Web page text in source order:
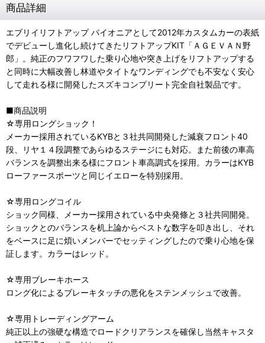
商品詳細
エブリイリフトアップ パイオニアとして2012年カスタムカーの表紙
でデビューし進化し続けてきたリフトアップKIT「ＡＧＥＶＡＮ野
郎」。純正のフワフワした乗り心地や突き上げをリフトアップする
と同時に大幅改善し林道やタイトなワンディングでも不安なく安心
して走れる様に開発したスズキコンプリート完全自社製品です。
■商品説明
☆専用ロングショック！
メーカー採用されているKYBと３社共同開発した減衰フロント40
段、リヤ１４段調整であらゆるステージにも対応。また前後の車高
バランスを調整出来る様にフロント車高調式を採用。カラーはKYB
ローファースポーツと同じイエローを特別採用。
☆専用ロングコイル
ショック同様、メーカー採用されている中央発條と３社共同開発。
ショックとのバランスを机上論からベストな数字を叩き出し、それ
をベースに足に煩いメンバーでセッティングしたので乗り心地を保
証します。カラーはレッド。
☆専用ブレーキホース
ロング化によるブレーキタッチの悪化をステンメッシュで改善。
☆専用トレーディングアーム
純正以上の強硬な構造でロードクリアランスを確保し当然キャスタ